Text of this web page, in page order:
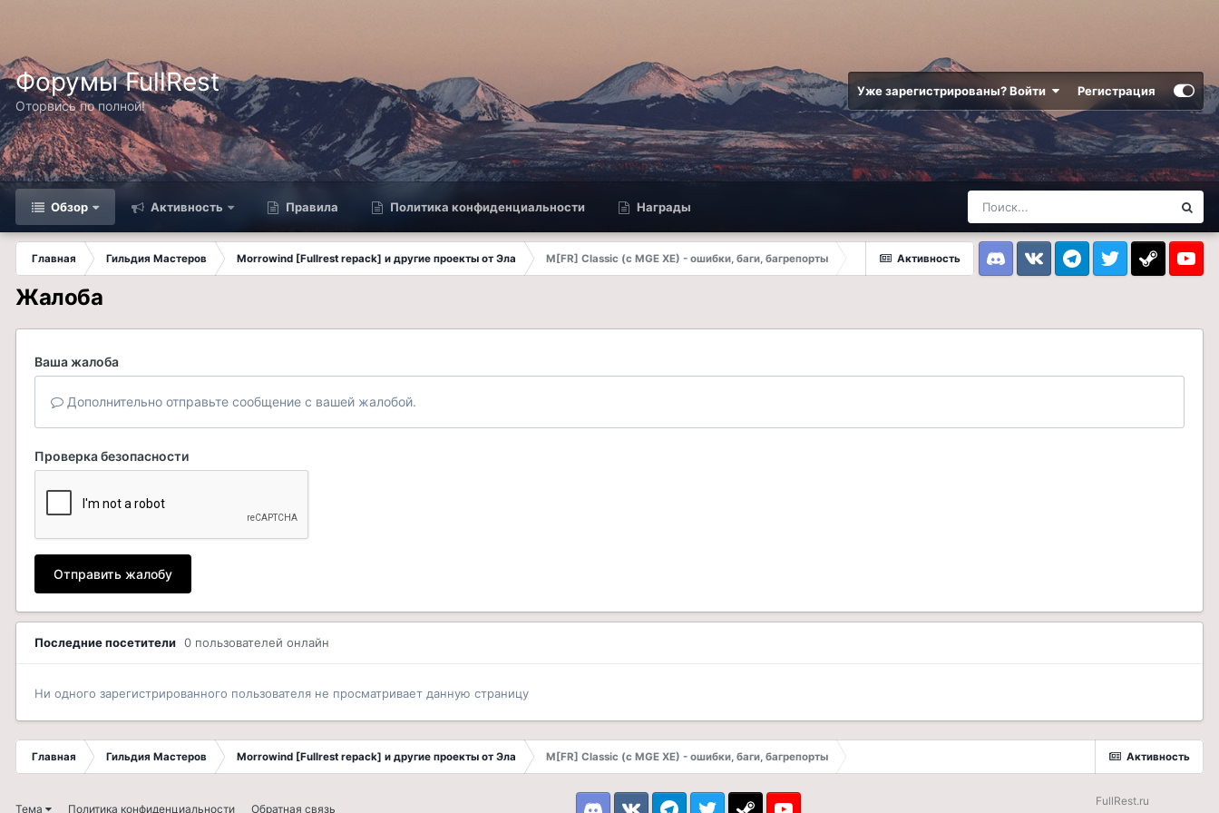
Форумы FullRest
Оторвись по полной!
Уже зарегистрированы? Войти Регистрация
Обзор Активность Правила Политика конфиденциальности Награды
Активность
Главная Гильдия Мастеров Morrowind [Fullrest repack] и другие проекты от Эла
M[FR] Classic (с MGE XE) - ошибки, баги, багрепорты
DiscordVK TelegramTwitter Steam
Жалоба
Ваша жалоба
Дополнительно отправьте сообщение с вашей жалобой.
Проверка безопасности
Отправить жалобу
Последние посетители 0 пользователей онлайн
Ни одного зарегистрированного пользователя не просматривает данную страницу
Активность
Главная Гильдия Мастеров Morrowind [Fullrest repack] и другие проекты от Эла M[FR] Classic (с MGE XE) - ошибки, баги, багрепорты
Тема Политика конфиденциальности Обратная связь
FullRest.ru